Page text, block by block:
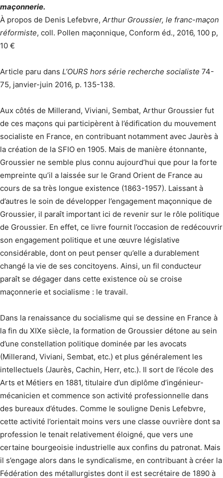
maçonnerie.
À propos de Denis Lefebvre, Arthur Groussier, le franc-maçon
réformiste, coll. Pollen maçonnique, Conform éd., 2016, 100 p,
10 €
Article paru dans L’OURS hors série recherche socialiste 74-
75, janvier-juin 2016, p. 135-138.
Aux côtés de Millerand, Viviani, Sembat, Arthur Groussier fut
de ces maçons qui participèrent à l’édification du mouvement
socialiste en France, en contribuant notamment avec Jaurès à
la création de la SFIO en 1905. Mais de manière étonnante,
Groussier ne semble plus connu aujourd’hui que pour la forte
empreinte qu’il a laissée sur le Grand Orient de France au
cours de sa très longue existence (1863-1957). Laissant à
d’autres le soin de développer l’engagement maçonnique de
Groussier, il paraît important ici de revenir sur le rôle politique
de Groussier. En effet, ce livre fournit l’occasion de redécouvrir
son engagement politique et une œuvre législative
considérable, dont on peut penser qu’elle a durablement
changé la vie de ses concitoyens. Ainsi, un fil conducteur
paraît se dégager dans cette existence où se croise
maçonnerie et socialisme : le travail.
Dans la renaissance du socialisme qui se dessine en France à
la fin du XIXe siècle, la formation de Groussier détone au sein
d’une constellation politique dominée par les avocats
(Millerand, Viviani, Sembat, etc.) et plus généralement les
intellectuels (Jaurès, Cachin, Herr, etc.). Il sort de l’école des
Arts et Métiers en 1881, titulaire d’un diplôme d’ingénieur-
mécanicien et commence son activité professionnelle dans
des bureaux d’études. Comme le souligne Denis Lefebvre,
cette activité l’orientait moins vers une classe ouvrière dont sa
profession le tenait relativement éloigné, que vers une
certaine bourgeoisie industrielle aux confins du patronat. Mais
il s’engage alors dans le syndicalisme, en contribuant à créer la
Fédération des métallurgistes dont il est secrétaire de 1890 à